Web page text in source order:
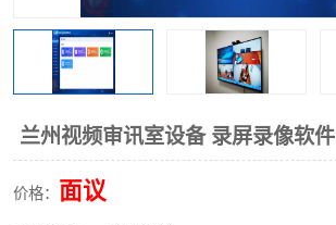
兰州视频审讯室设备 录屏录像软件
价格： 面议